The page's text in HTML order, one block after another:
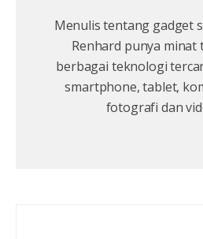
Menulis tentang gadget
Renhard punya minat
berbagai teknologi
smartphone, tablet,
fotografi dan